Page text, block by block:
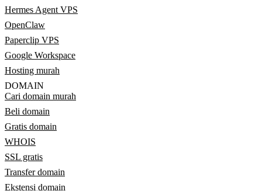
Hermes Agent VPS
OpenClaw
Paperclip VPS
Google Workspace
Hosting murah
DOMAIN
Cari domain murah
Beli domain
Gratis domain
WHOIS
SSL gratis
Transfer domain
Ekstensi domain